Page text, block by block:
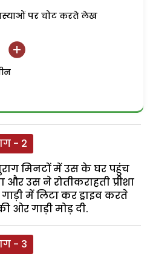
पर चोट करते लेख
- 2
मिनटों में उस के घर पहुंच
और उस ने रोतीकराहती प्रीशा
में लिटा कर ड्राइव करते
ओर गाड़ी मोड़ दी.
- 3